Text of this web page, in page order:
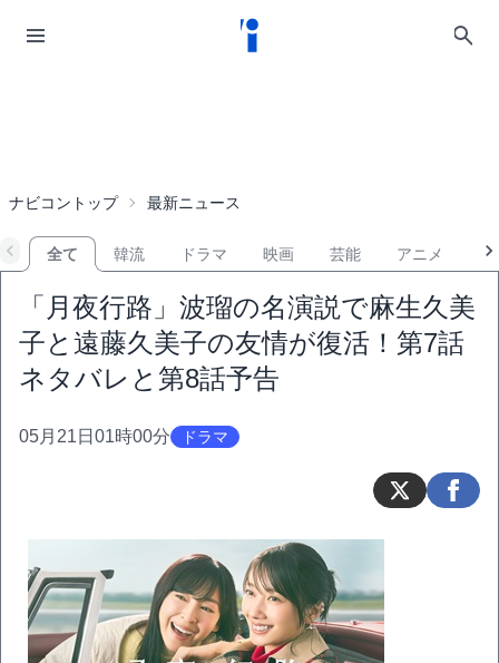
ナビコントップ 最新ニュース
全て 韓流 ドラマ 映画 芸能 アニメ
「月夜行路」波瑠の名演説で麻生久美
子と遠藤久美子の友情が復活！第7話
ネタバレと第8話予告
05月21日01時00分 ドラマ